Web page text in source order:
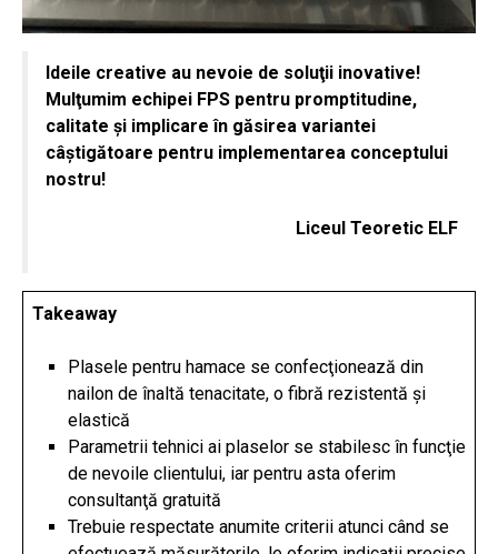
Ideile creative au nevoie de soluţii inovative!
Mulţumim echipei FPS pentru promptitudine,
calitate şi implicare în găsirea variantei
câştigătoare pentru implementarea conceptului
nostru!
Liceul Teoretic ELF
Takeaway
Plasele pentru hamace se confecţionează din
nailon de înaltă tenacitate, o fibră rezistentă şi
elastică
Parametrii tehnici ai plaselor se stabilesc în funcţie
de nevoile clientului, iar pentru asta oferim
consultanţă gratuită
Trebuie respectate anumite criterii atunci când se